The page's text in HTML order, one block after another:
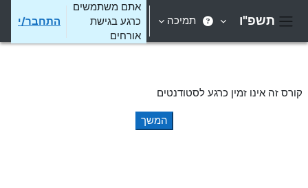
תשפ"ו תמיכה
אתם משתמשים
כרגע בגישת
אורחים
התחבר/י
קורס זה אינו זמין כרגע לסטודנטים
המשך